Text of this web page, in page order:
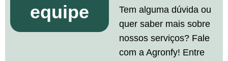
equipe
Tem alguma dúvida ou
quer saber mais sobre
nossos serviços? Fale
com a Agronfy! Entre